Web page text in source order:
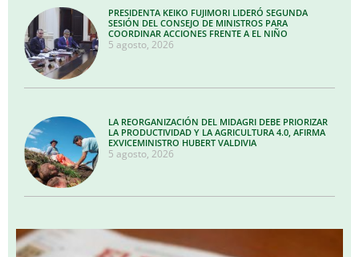
PRESIDENTA KEIKO FUJIMORI LIDERÓ SEGUNDA
SESIÓN DEL CONSEJO DE MINISTROS PARA
COORDINAR ACCIONES FRENTE A EL NIÑO
5 agosto, 2026
LA REORGANIZACIÓN DEL MIDAGRI DEBE PRIORIZAR
LA PRODUCTIVIDAD Y LA AGRICULTURA 4.0, AFIRMA
EXVICEMINISTRO HUBERT VALDIVIA
5 agosto, 2026